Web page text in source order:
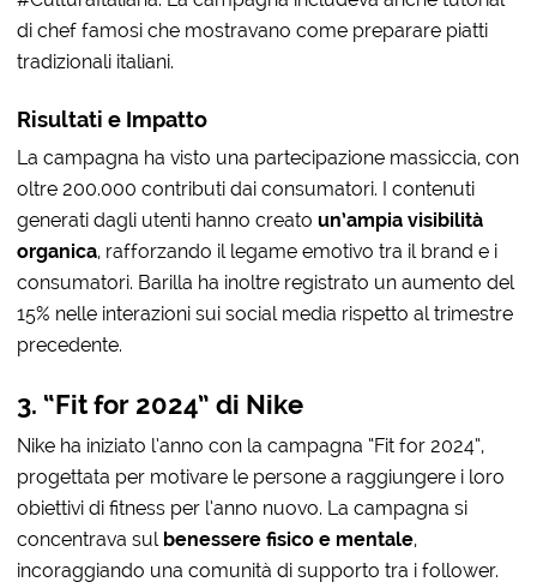
di chef famosi che mostravano come preparare piatti
tradizionali italiani.
Risultati e Impatto
La campagna ha visto una partecipazione massiccia, con
oltre 200.000 contributi dai consumatori. I contenuti
generati dagli utenti hanno creatoun’ampia visibilità
organica, rafforzando il legame emotivo tra il brand e i
consumatori. Barilla ha inoltre registrato un aumento del
15% nelle interazioni sui social media rispetto al trimestre
precedente.
3. “Fit for 2024” di Nike
Nike ha iniziato l’anno con la campagna “Fit for 2024”,
progettata per motivare le persone a raggiungere i loro
obiettivi di fitness per l’anno nuovo. La campagna si
concentrava sul benessere fisico e mentale,
incoraggiando una comunità di supporto tra i follower.